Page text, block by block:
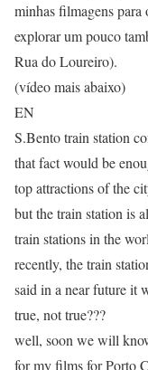
minhas filmagens para
explorar um pouco
Rua do Loureiro).
(vídeo mais abaixo)
EN
S.Bento train station
that fact would be
top attractions of the
but the train station is
train stations in the
recently, the train
said in a near future it
true, not true???
well, soon we will
for my films for Porto